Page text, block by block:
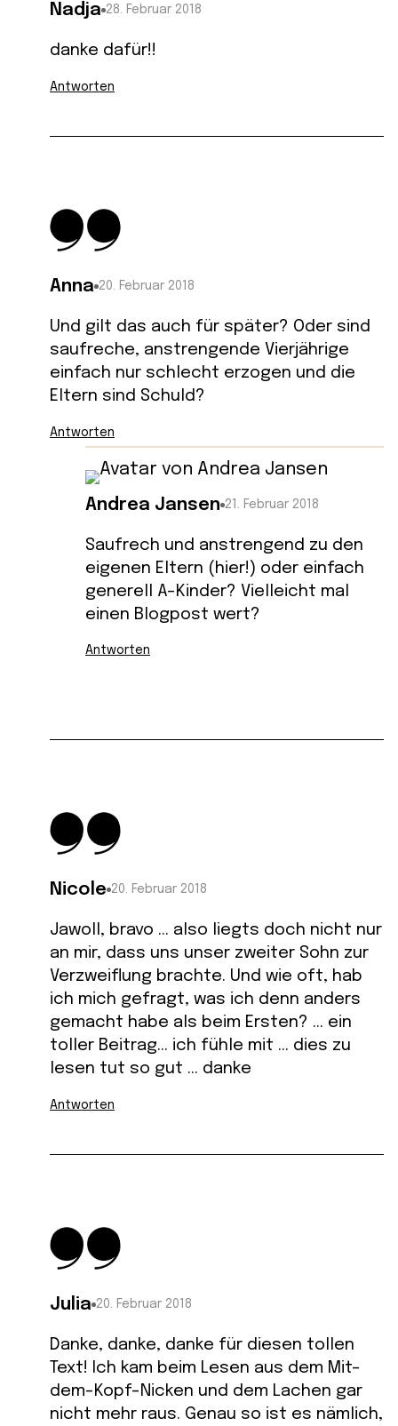
Nadja 28. Februar 2018
danke dafür!!
Antworten
Anna 20. Februar 2018
Und gilt das auch für später? Oder sind
saufreche, anstrengende Vierjährige
einfach nur schlecht erzogen und die
Eltern sind Schuld?
Antworten
Andrea Jansen 21. Februar 2018
Saufrech und anstrengend zu den
eigenen Eltern (hier!) oder einfach
generell A-Kinder? Vielleicht mal
einen Blogpost wert?
Antworten
Nicole 20. Februar 2018
Jawoll, bravo … also liegts doch nicht nur
an mir, dass uns unser zweiter Sohn zur
Verzweiflung brachte. Und wie oft, hab
ich mich gefragt, was ich denn anders
gemacht habe als beim Ersten? … ein
toller Beitrag… ich fühle mit … dies zu
lesen tut so gut … danke
Antworten
Julia 20. Februar 2018
Danke, danke, danke für diesen tollen
Text! Ich kam beim Lesen aus dem Mit-
dem-Kopf-Nicken und dem Lachen gar
nicht mehr raus. Genau so ist es nämlich,